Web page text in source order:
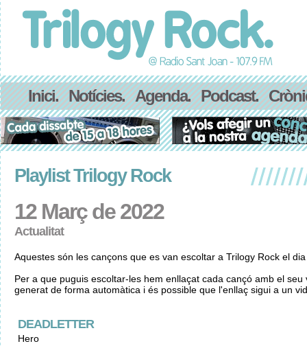
Inici. Notícies. Agenda. Podcast.
Playlist Trilogy Rock
12 Març de 2022
Actualitat
Aquestes són les cançons que es van escoltar a Trilogy Rock el
Per a que puguis escoltar-les hem enllaçat cada cançó amb el
generat de forma automàtica i és possible que l'enllaç sigui a un
DEADLETTER
Hero